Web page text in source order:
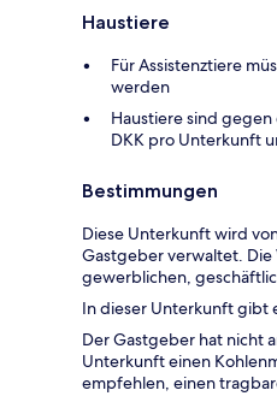
Haustiere
Für Assistenztiere
werden
Haustiere sind gegen
DKK pro Unterkunft
Bestimmungen
Diese Unterkunft wird
Gastgeber verwaltet.
gewerblichen,
In dieser Unterkunft gibt
Der Gastgeber hat nicht
Unterkunft einen
empfehlen, einen